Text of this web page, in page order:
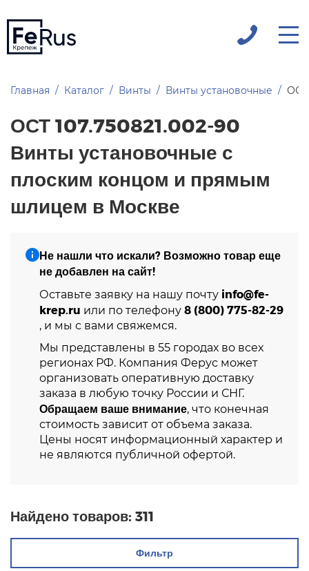
Главная Каталог Винты Винты установочные ОСТ
ОСТ 107.750821.002-90
Винты установочные с
плоским концом и прямым
шлицем в Москве
Не нашли что искали? Возможно товар еще
не добавлен на сайт!
Оставьте заявку на нашу почту info@fe-
krep.ru или по телефону 8 (800) 775-82-29
, и мы с вами свяжемся.
Мы представлены в 55 городах во всех
регионах РФ. Компания Ферус может
организовать оперативную доставку
заказа в любую точку России и СНГ.
Обращаем ваше внимание, что конечная
стоимость зависит от объема заказа.
Цены носят информационный характер и
не являются публичной офертой.
Найдено товаров: 311
Фильтр